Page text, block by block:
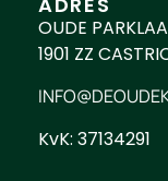
OUDE
1901 ZZ
KvK: 37134291